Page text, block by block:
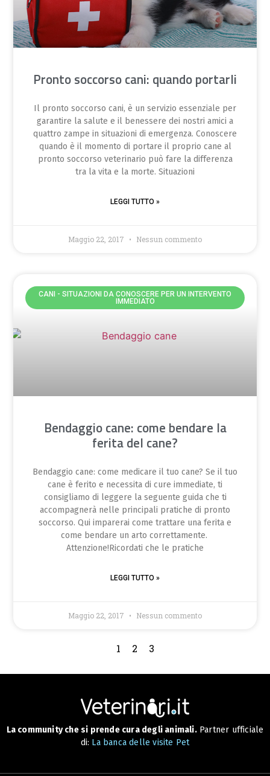
Pronto soccorso cani: quando portarli
Il pronto soccorso cani, è un servizio essenziale per
garantire la salute e il benessere dei nostri amici a
quattro zampe in situazioni di emergenza. Conoscere
quando è il momento di portare il proprio cane al
pronto soccorso veterinario può fare la differenza
tra la vita e la morte. Situazioni
LEGGI TUTTO »
Maggio 22, 2017 Nessun commento
CANI - SITUAZIONI DA CONOSCERE PER UN INTERVENTO
IMMEDIATO
Bendaggio cane: come bendare la
ferita del cane?
Bendaggio cane: come medicare il tuo cane? Se il tuo
cane è ferito e necessita di cure immediate, ti
consigliamo di leggere la seguente guida che ti
accompagnerà nelle principali pratiche di pronto
soccorso. Qui imparerai come trattare una ferita e
come bendare un arto correttamente.
Attenzione!Ricordati che le pratiche
LEGGI TUTTO »
Maggio 22, 2017 Nessun commento
1 2 3
La community che si prende cura degli animali.Partner ufficiale
di: La banca delle visite Pet